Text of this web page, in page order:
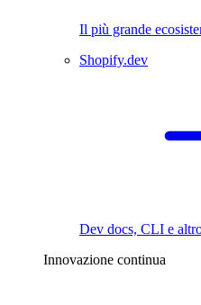
Il più grande
Shopify.dev
Dev docs, CLI e
Innovazione continua